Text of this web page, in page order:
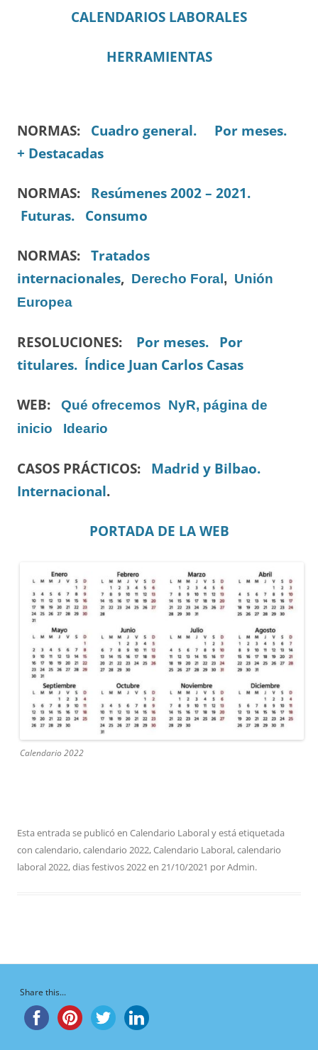
CALENDARIOS LABORALES
HERRAMIENTAS
NORMAS: Cuadro general.
Por meses.
+ Destacadas
NORMAS: Resúmenes 2002 – 2021.
Futuras.
Consumo
NORMAS: Tratados
internacionales, Derecho Foral, Unión
Europea
RESOLUCIONES: Por meses.
Por
titulares. Índice Juan Carlos Casas
WEB: Qué ofrecemos NyR, página de
inicio
Ideario
CASOS PRÁCTICOS: Madrid y Bilbao.
Internacional.
PORTADA DE LA WEB
Calendario 2022
Esta entrada se publicó en Calendario Laboraly está etiquetada
con calendario,calendario 2022,Calendario Laboral,calendario
laboral 2022,dias festivos 2022en 21/10/2021 porAdmin.
Share this...